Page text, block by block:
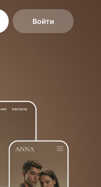
Войти